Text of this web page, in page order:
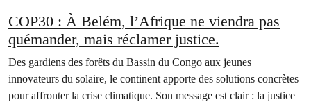
COP30 : À Belém, l’Afrique ne viendra pas
quémander, mais réclamer justice.
Des gardiens des forêts du Bassin du Congo aux jeunes
innovateurs du solaire, le continent apporte des solutions concrètes
pour affronter la crise climatique. Son message est clair : la justice